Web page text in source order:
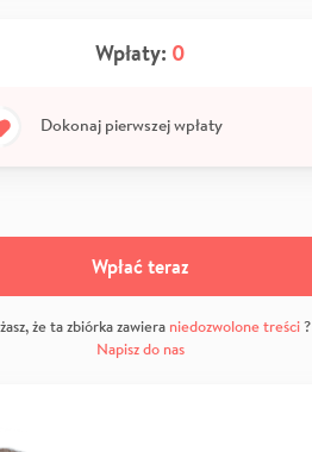
Wpłaty: 0
Dokonaj pierwszej wpłaty
Wpłać teraz
że ta zbiórka zawiera niedozwolone treści?
Napisz do nas